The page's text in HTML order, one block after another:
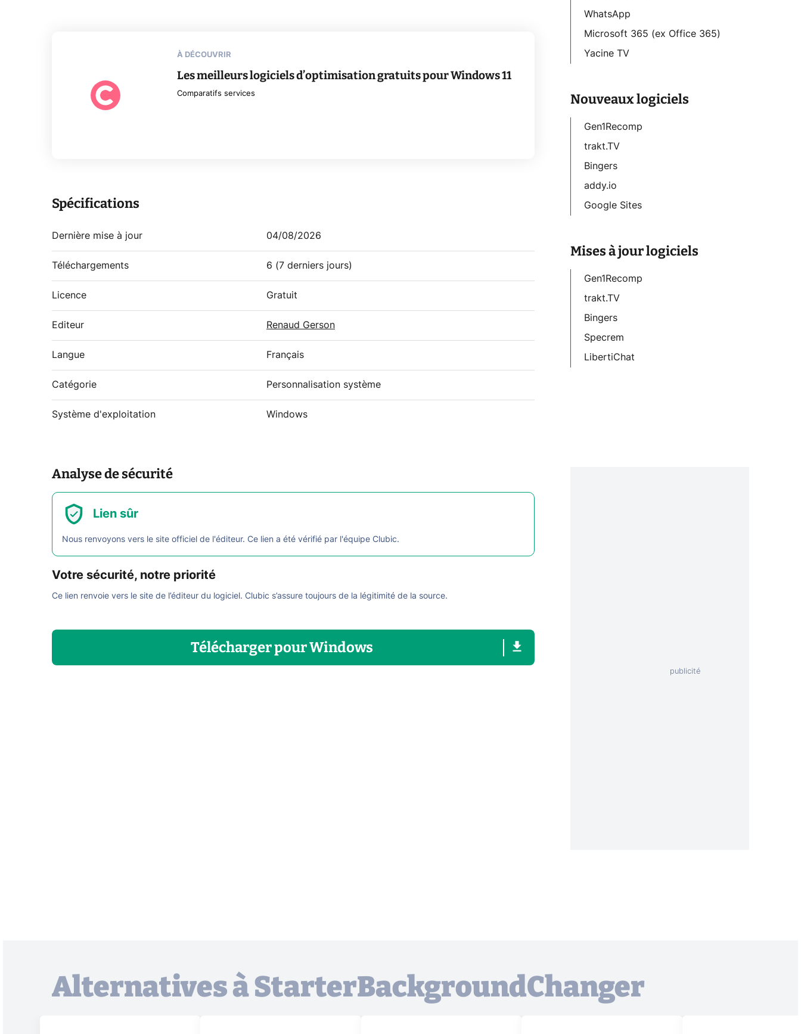
À DÉCOUVRIR
Les meilleurs logiciels d’optimisation gratuits pour Windows 11
Comparatifs services
Spécifications
Dernière mise à jour 04/08/2026
Téléchargements 6 (7 derniers jours)
Licence Gratuit
Editeur Renaud Gerson
Langue Français
Catégorie Personnalisation système
Système d'exploitation Windows
Analyse de sécurité
Lien sûr
Nous renvoyons vers le site officiel de l'éditeur. Ce lien a été vérifié par l'équipe Clubic.
Votre sécurité, notre priorité
Ce lien renvoie vers le site de l’éditeur du logiciel. Clubic s’assure toujours de la légitimité de la source.
TéléchargerpourWindows
WhatsApp
Microsoft 365 (ex Office 365)
Yacine TV
Nouveaux logiciels
Gen1Recomp
trakt.TV
Bingers
addy.io
Google Sites
Mises à jour logiciels
Gen1Recomp
trakt.TV
Bingers
Specrem
LibertiChat
Alternatives à StarterBackgroundChanger